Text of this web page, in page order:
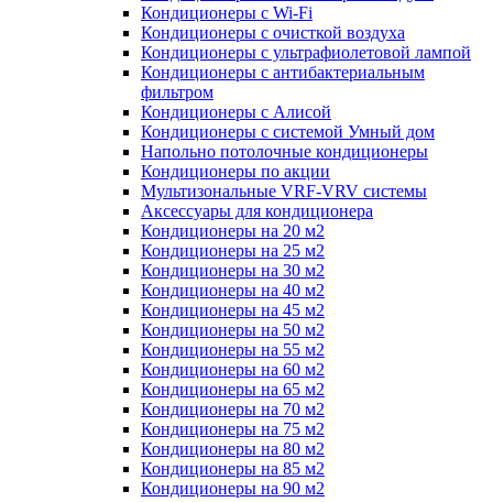
Кондиционеры с Wi-Fi
Кондиционеры с очисткой воздуха
Кондиционеры с ультрафиолетовой лампой
Кондиционеры с антибактериальным
фильтром
Кондиционеры с Алисой
Кондиционеры с системой Умный дом
Напольно потолочные кондиционеры
Кондиционеры по акции
Мультизональные VRF-VRV системы
Аксессуары для кондиционера
Кондиционеры на 20 м2
Кондиционеры на 25 м2
Кондиционеры на 30 м2
Кондиционеры на 40 м2
Кондиционеры на 45 м2
Кондиционеры на 50 м2
Кондиционеры на 55 м2
Кондиционеры на 60 м2
Кондиционеры на 65 м2
Кондиционеры на 70 м2
Кондиционеры на 75 м2
Кондиционеры на 80 м2
Кондиционеры на 85 м2
Кондиционеры на 90 м2